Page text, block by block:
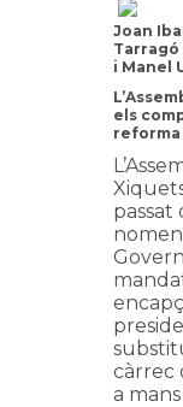
Joan
Tarragó
i Manel
els
reforma
passat
càrrec
a